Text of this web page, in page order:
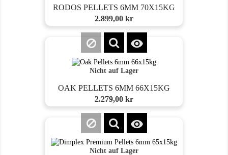
RODOS PELLETS 6MM 70X15KG
Preis
2.899,00 kr

Nicht auf Lager
OAK PELLETS 6MM 66X15KG
Preis
2.279,00 kr

Nicht auf Lager